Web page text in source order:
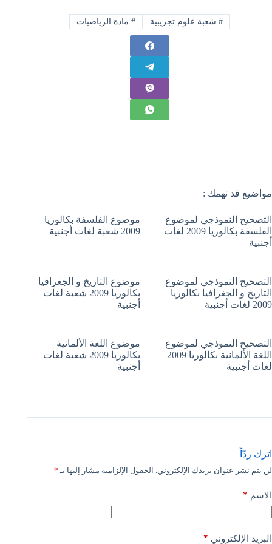
# شعبة علوم تجريبية #مادة الرياضيات
مواضيع قد تهمك :
التصحيح النموذجي لموضوع
الفلسفة بكالوريا 2009 لغات
أجنبية
موضوع الفلسفة بكالوريا
2009 شعبة لغات أجنبية
التصحيح النموذجي لموضوع
التاريخ و الجغرافيا بكالوريا
2009 لغات أجنبية
موضوع التاريخ و الجغرافيا
بكالوريا 2009 شعبة لغات
أجنبية
التصحيح النموذجي لموضوع
اللغة الألمانية بكالوريا 2009
لغات أجنبية
موضوع اللغة الألمانية
بكالوريا 2009 شعبة لغات
أجنبية
اترك ردّاً
لن يتم نشر عنوان بريدك الإلكتروني. الحقول الإلزامية مشار إليها بـ *
الاسم *
البريد الإلكتروني *